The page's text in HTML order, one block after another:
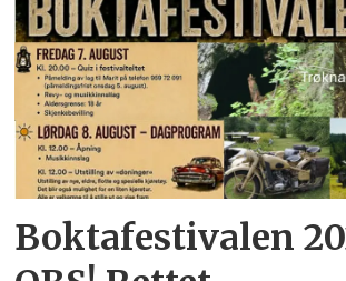
Boktafestivalen